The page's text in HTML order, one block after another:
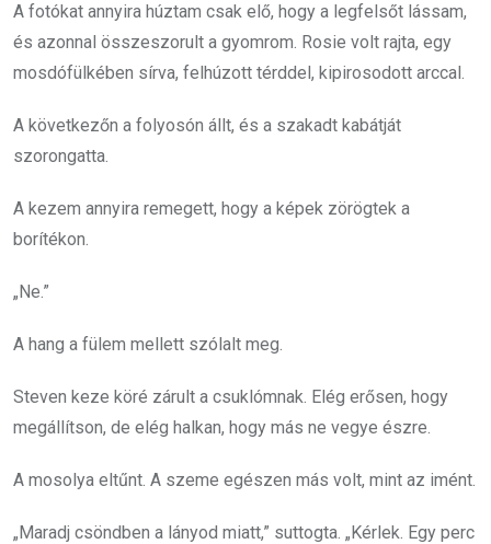
A fotókat annyira húztam csak elő, hogy a legfelsőt lássam,
és azonnal összeszorult a gyomrom. Rosie volt rajta, egy
mosdófülkében sírva, felhúzott térddel, kipirosodott arccal.
A következőn a folyosón állt, és a szakadt kabátját
szorongatta.
A kezem annyira remegett, hogy a képek zörögtek a
borítékon.
„Ne.”
A hang a fülem mellett szólalt meg.
Steven keze köré zárult a csuklómnak. Elég erősen, hogy
megállítson, de elég halkan, hogy más ne vegye észre.
A mosolya eltűnt. A szeme egészen más volt, mint az imént.
„Maradj csöndben a lányod miatt,” suttogta. „Kérlek. Egy perc